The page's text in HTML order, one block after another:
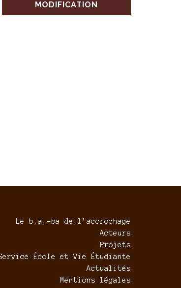
MODIFICATION
Le b.a.-ba de l’accrochage
Acteurs
Projets
École et Vie Étudiante
Actualités
Mentions légales